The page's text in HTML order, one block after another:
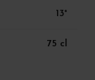
13°
75 cl